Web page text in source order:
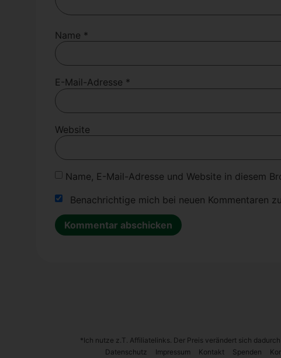
Name *
E-Mail-Adresse *
Website
Name, E-Mail-Adresse und Website in diesem
Benachrichtige mich bei neuen Kommentaren
*Ich nutze z.T. Affiliatelinks. Der Preis verändert sich
Daten­schutz
Impres­sum Kon­takt Spen­den